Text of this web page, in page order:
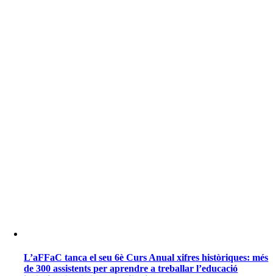
L’aFFaC tanca el seu 6è Curs Anual xifres històriques: més
de 300 assistents per aprendre a treballar l’educació